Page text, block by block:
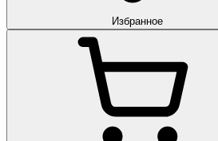
Избранное